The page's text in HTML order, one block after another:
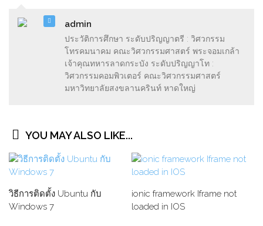
admin
ประวัติการศึกษา ระดับปริญญาตรี : วิศวกรรม
โทรคมนาคม คณะวิศวกรรมศาสตร์ พระจอมเกล้า
เจ้าคุณทหารลาดกระบัง ระดับปริญญาโท :
วิศวกรรมคอมพิวเตอร์ คณะวิศวกรรมศาสตร์
มหาวิทยาลัยสงขลานครินท์ หาดใหญ่
YOU MAY ALSO LIKE...
วิธีการติดตั้ง Ubuntu กับ
Windows 7
ionic framework Iframe not
loaded in IOS